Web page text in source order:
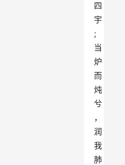
四
宇
;
当
炉
而
炖
兮
，
润
我
肺